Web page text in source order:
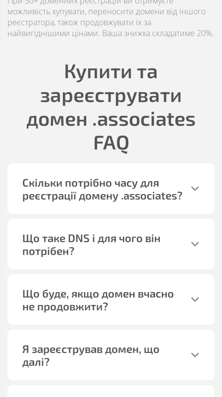
можливість купувати, переносити домени від іншого
реєстратора, також продовжувати їх за
найвигіднішими цінами. Ваша знижка складатиме 20%.
Купити та
зареєструвати
домен .associates
FAQ
Скільки потрібно часу для
реєстрації домену .associates?
Що таке DNS і для чого він
потрібен?
Що буде, якщо домен вчасно
не продовжити?
Я зареєстрував домен, що
далі?